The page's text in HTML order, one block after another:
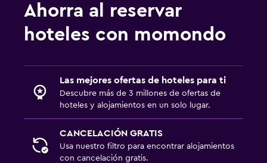
Ahorra al reservar
hoteles con momondo
Las mejores ofertas de hoteles para ti
Descubre más de 3 millones de ofertas de
hoteles y alojamientos en un solo lugar.
CANCELACIÓN GRATIS
Usa nuestro filtro para encontrar alojamientos
con cancelación gratis.